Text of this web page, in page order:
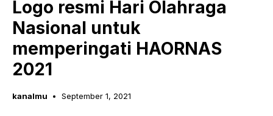
Logo resmi Hari Olahraga
Nasional untuk
memperingati HAORNAS
2021
kanalmu September 1, 2021